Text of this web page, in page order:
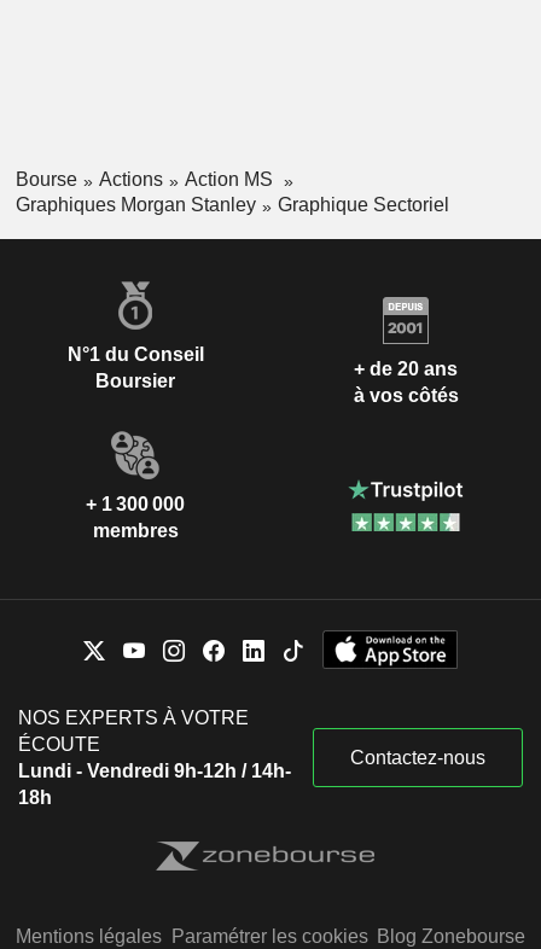
Bourse Actions
Action MS
Graphiques Morgan Stanley
Graphique Sectoriel
N°1 du Conseil
Boursier
+ de 20 ans
à vos côtés
+ 1 300 000
membres
NOS EXPERTS À VOTRE
ÉCOUTE
Lundi - Vendredi 9h-12h / 14h-
18h
Contactez-nous
Mentions légales Paramétrer les cookies Blog Zonebourse